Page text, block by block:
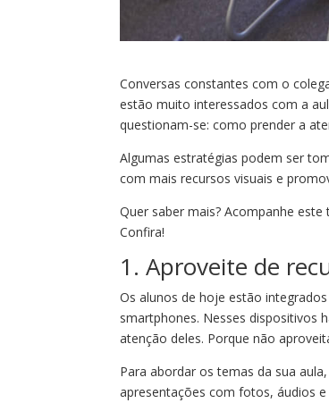
Conversas constantes com o
estão muito interessados com a
questionam-se: como prender a
Algumas estratégias podem ser
com mais recursos visuais e
Quer saber mais? Acompanhe
Confira!
1. Aproveite de
Os alunos de hoje estão
smartphones. Nesses dispositivos
atenção deles. Porque não
Para abordar os temas da sua
apresentações com fotos, áudios